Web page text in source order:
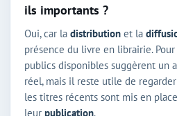
ils importants ?
Oui, car la distribution et la
présence du livre en librairie.
publics disponibles suggèrent un
réel, mais il reste utile de
les titres récents sont mis en
leur publication.